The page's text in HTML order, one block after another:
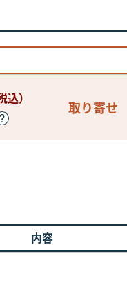
込）
取り寄せ
内容